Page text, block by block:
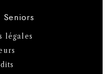
Seniors
légales